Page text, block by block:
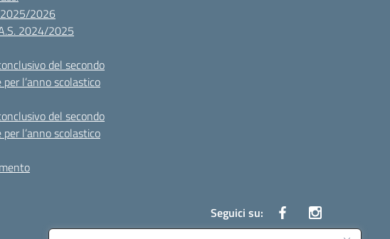
2025/2026
2024/2025
del secondo
l’anno scolastico
del secondo
l’anno scolastico
Seguici su: